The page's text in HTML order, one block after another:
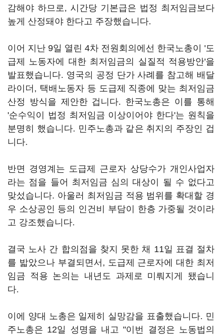
감해야 하므로, 시간당 기본급은 법정 최저임금보다
높게 산정돼야 한다고 주장했습니다.
이어 지난 9일 열린 4차 전원회의에선 한국노총이 '도
급제 노동자에 대한 최저임금의 실질적 적용방안'을
발표했습니다. 영국의 공정 단가 사례를 참고해 배달
라이더, 택배노동자 등 도급제 직종에 맞는 최저임금
산정 방식을 제안한 겁니다. 한국노총은 이를 통해
'순수익이 법정 최저임금 이상이어야 한다'는 원칙을
분명히 했습니다. 민주노총과 같은 취지의 주장인 겁
니다.
반면 경영계는 도급제 근로자 상당수가 개인사업자
라는 점을 들어 최저임금 심의 대상이 될 수 없다고
맞섰습니다. 아울러 최저임금 적용 범위를 확대할 경
우 소상공인 등의 인건비 부담이 한층 가중될 것이라
고 강조했습니다.
결국 노사 간 합의점을 찾지 못한 채 11일 표결 절차
를 밟았으나 부결되면서, 도급제 근로자에 대한 최저
임금 적용 논의는 내년도 과제로 미뤄지게 됐습니
다.
이에 양대 노총은 일제히 실망감을 표출했습니다. 민
주노총은 12일 성명을 내고 "이번 결정은 노동법의